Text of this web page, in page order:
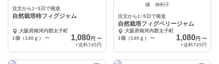
注文から1~5日で発送
自然栽培柿フィグジャム
大阪府南河内郡太子町
1個（140ｇ）
〜 1,080円 〜
+送料745円
橘 伸利子
注文から1~5日で発送
自然栽培フィグベリージャム
大阪府南河内郡太子町
1個（140ｇ）
〜 1,080円 〜
+送料745円